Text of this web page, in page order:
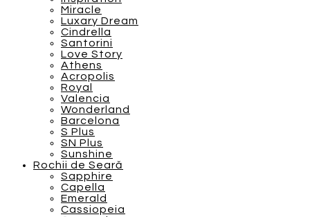
Miracle
Luxary Dream
Cindrella
Santorini
Love Story
Athens
Acropolis
Royal
Valencia
Wonderland
Barcelona
S Plus
SN Plus
Sunshine
Rochii de Seară
Sapphire
Capella
Emerald
Cassiopeia